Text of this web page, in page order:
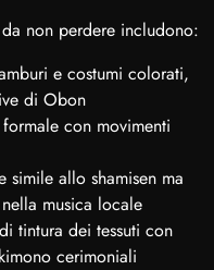
non perdere includono:
e costumi colorati,
di Obon
con movimenti
simile allo shamisen ma
musica locale
tintura dei tessuti con
cerimoniali